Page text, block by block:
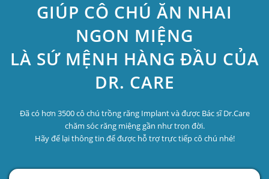
GIÚP CÔ CHÚ ĂN NHAI
NGON MIỆNG
LÀ SỨ MỆNH HÀNG ĐẦU CỦA
DR. CARE
Đã có hơn 3500 cô chú trồng răng Implant và được Bác sĩ Dr.Care
chăm sóc răng miệng gần như trọn đời.
Hãy để lại thông tin để được hỗ trợ trực tiếp cô chú nhé!